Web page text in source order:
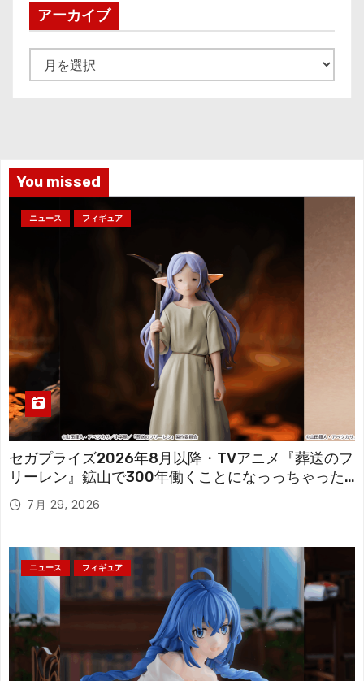
アーカイブ
ー
You missed
ニュース フィギュア
セガプライズ2026年8月以降・TVアニメ『葬送のフ
リーレン』鉱山で300年働くことになっっちゃった
「フリーレン」を立体化！
7月 29, 2026
ニュース フィギュア